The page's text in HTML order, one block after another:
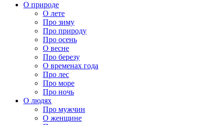
О природе
О лете
Про зиму
Про природу
Про осень
О весне
Про березу
О временах года
Про лес
Про море
Про ночь
О людях
Про мужчин
О женщине